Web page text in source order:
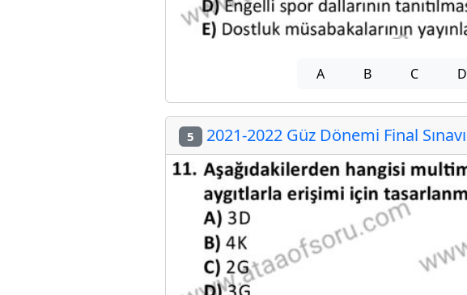
A B C D
5 2021-2022 Güz Dönemi Final Sınavı